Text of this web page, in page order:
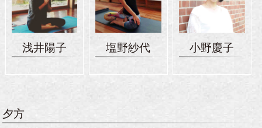
浅井陽子 塩野紗代 小野慶子
夕方